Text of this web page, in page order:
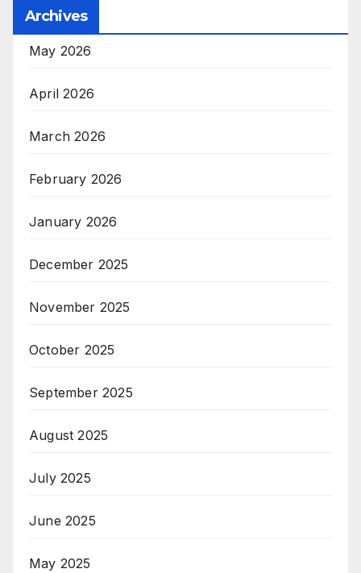
Archives
May 2026
April 2026
March 2026
February 2026
January 2026
December 2025
November 2025
October 2025
September 2025
August 2025
July 2025
June 2025
May 2025